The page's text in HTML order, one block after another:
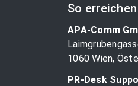
So
APA-Comm
1060 Wien,
PR-Desk